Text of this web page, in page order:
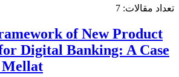
تعداد مقالات: 7
of New Product
Digital Banking: A Case
Mellat